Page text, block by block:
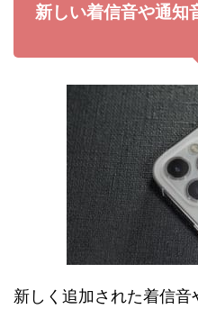
新しい着信音や通知
新しく追加された着信